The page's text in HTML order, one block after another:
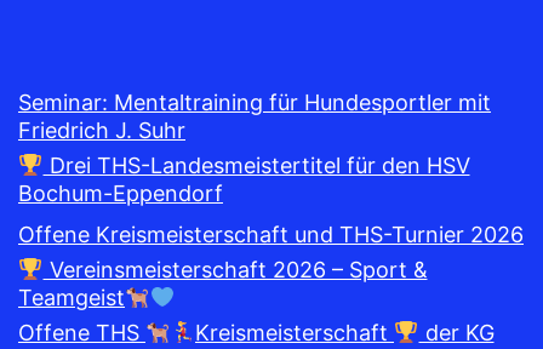
Seminar: Mentaltraining für Hundesportler mit
Friedrich J. Suhr
Drei THS-Landesmeistertitel für den HSV
Bochum-Eppendorf
Offene Kreismeisterschaft und THS-Turnier 2026
Vereinsmeisterschaft 2026 – Sport &
Teamgeist
Offene THS
Kreismeisterschaft
der KG